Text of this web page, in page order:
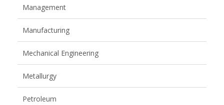
Management
Manufacturing
Mechanical Engineering
Metallurgy
Petroleum